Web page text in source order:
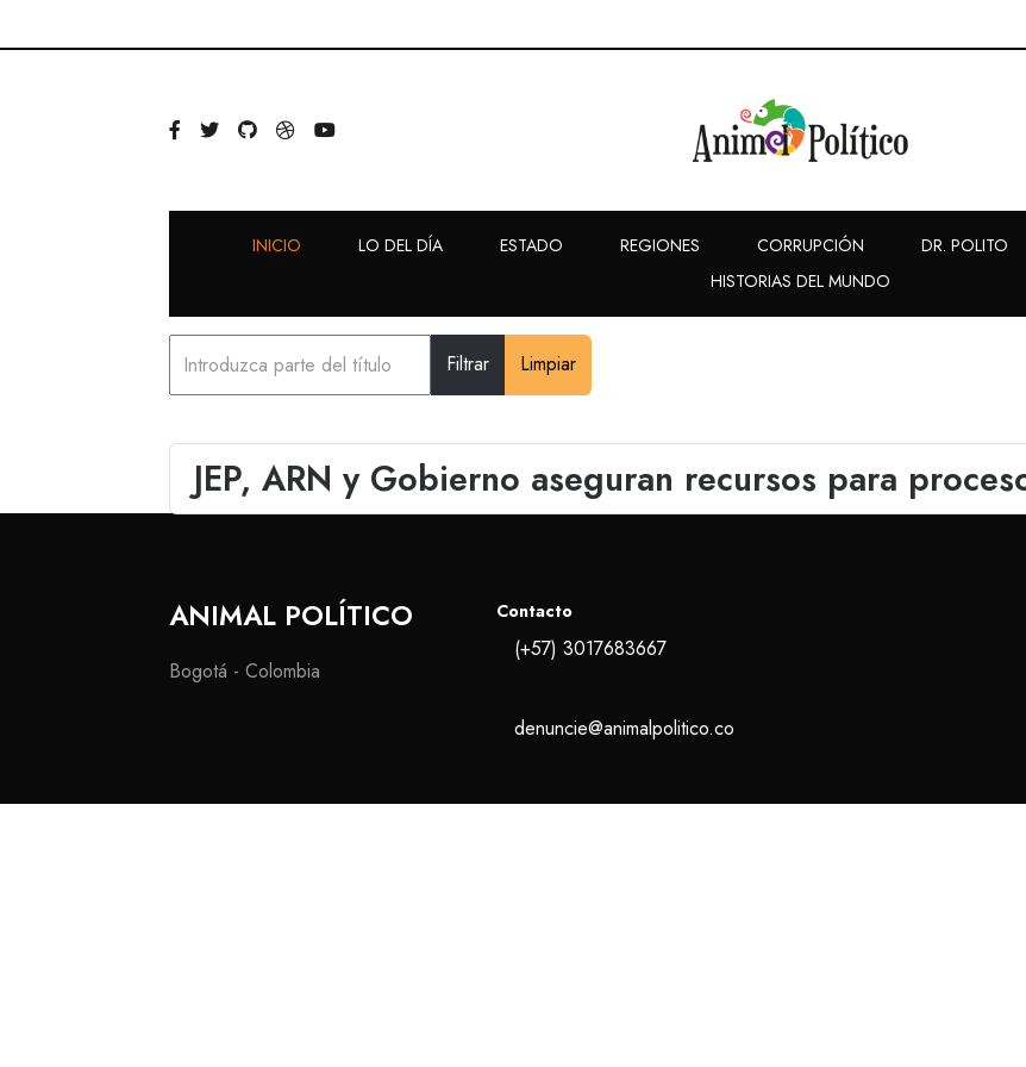
INICIO LO DEL DÍA ESTADO REGIONES CORRUPCIÓN DR. POLITO
HISTORIAS DEL MUNDO
Filtrar Limpiar
JEP, ARN y Gobierno aseguran recursos para
ANIMAL POLÍTICO
Bogotá - Colombia
Contacto
(+57) 3017683667
denuncie@animalpolitico.co